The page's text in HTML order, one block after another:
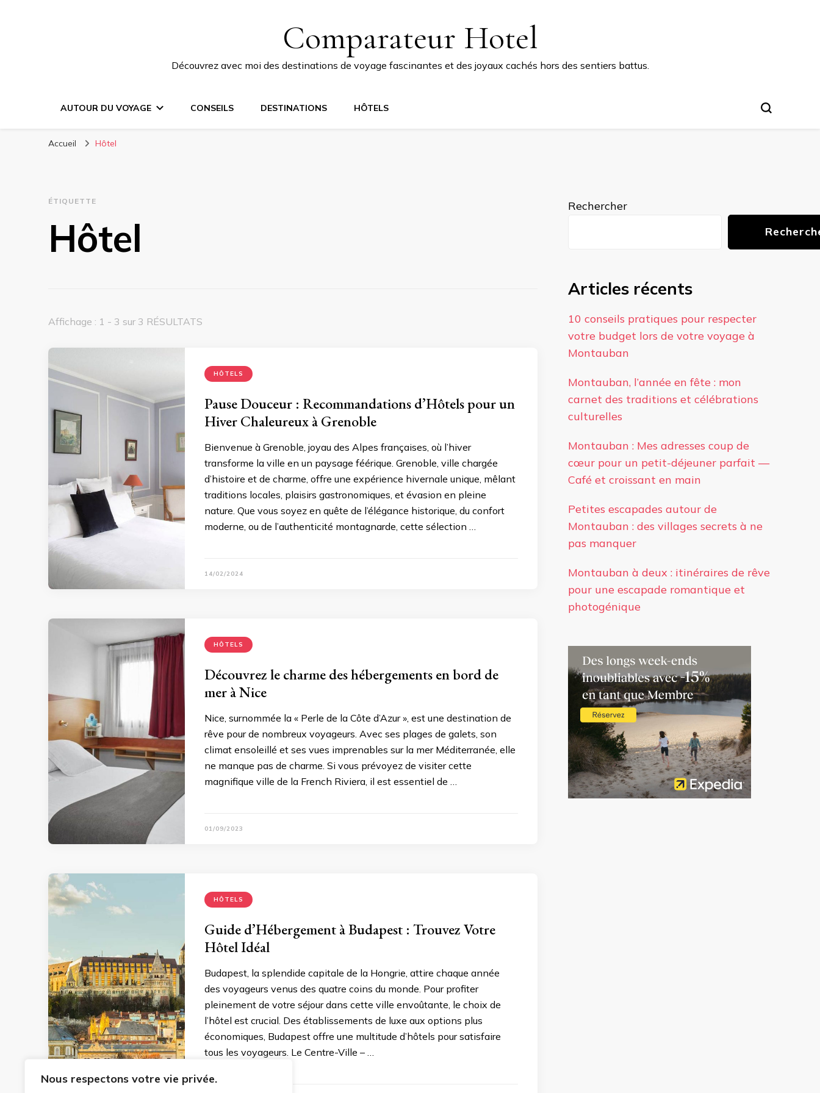
Nous respectons votre vie privée.
Comparateur Hotel
Découvrez avec moi des destinations de voyage fascinantes et des joyaux cachés hors des sentiers battus.
AUTOUR DU VOYAGE CONSEILS DESTINATIONS HÔTELS
Accueil Hôtel
ÉTIQUETTE
Hôtel
Affichage : 1 - 3 sur 3 RÉSULTATS
HÔTELS
Pause Douceur : Recommandations d’Hôtels pour un
Hiver Chaleureux à Grenoble
Bienvenue à Grenoble, joyau des Alpes françaises, où l’hiver
transforme la ville en un paysage féérique. Grenoble, ville chargée
d’histoire et de charme, offre une expérience hivernale unique, mêlant
traditions locales, plaisirs gastronomiques, et évasion en pleine
nature. Que vous soyez en quête de l’élégance historique, du confort
moderne, ou de l’authenticité montagnarde, cette sélection …
14/02/2024
HÔTELS
Découvrez le charme des hébergements en bord de
mer à Nice
Nice, surnommée la « Perle de la Côte d’Azur », est une destination de
rêve pour de nombreux voyageurs. Avec ses plages de galets, son
climat ensoleillé et ses vues imprenables sur la mer Méditerranée, elle
ne manque pas de charme. Si vous prévoyez de visiter cette
magnifique ville de la French Riviera, il est essentiel de …
01/09/2023
HÔTELS
Guide d’Hébergement à Budapest : Trouvez Votre
Hôtel Idéal
Budapest, la splendide capitale de la Hongrie, attire chaque année
des voyageurs venus des quatre coins du monde. Pour profiter
pleinement de votre séjour dans cette ville envoûtante, le choix de
l’hôtel est crucial. Des établissements de luxe aux options plus
économiques, Budapest offre une multitude d’hôtels pour satisfaire
tous les voyageurs. Le Centre-Ville – …
Rechercher
Articles récents
10 conseils pratiques pour respecter
votre budget lors de votre voyage à
Montauban
Montauban, l’année en fête : mon
carnet des traditions et célébrations
culturelles
Montauban : Mes adresses coup de
cœur pour un petit-déjeuner parfait —
Café et croissant en main
Petites escapades autour de
Montauban : des villages secrets à ne
pas manquer
Montauban à deux : itinéraires de rêve
pour une escapade romantique et
photogénique